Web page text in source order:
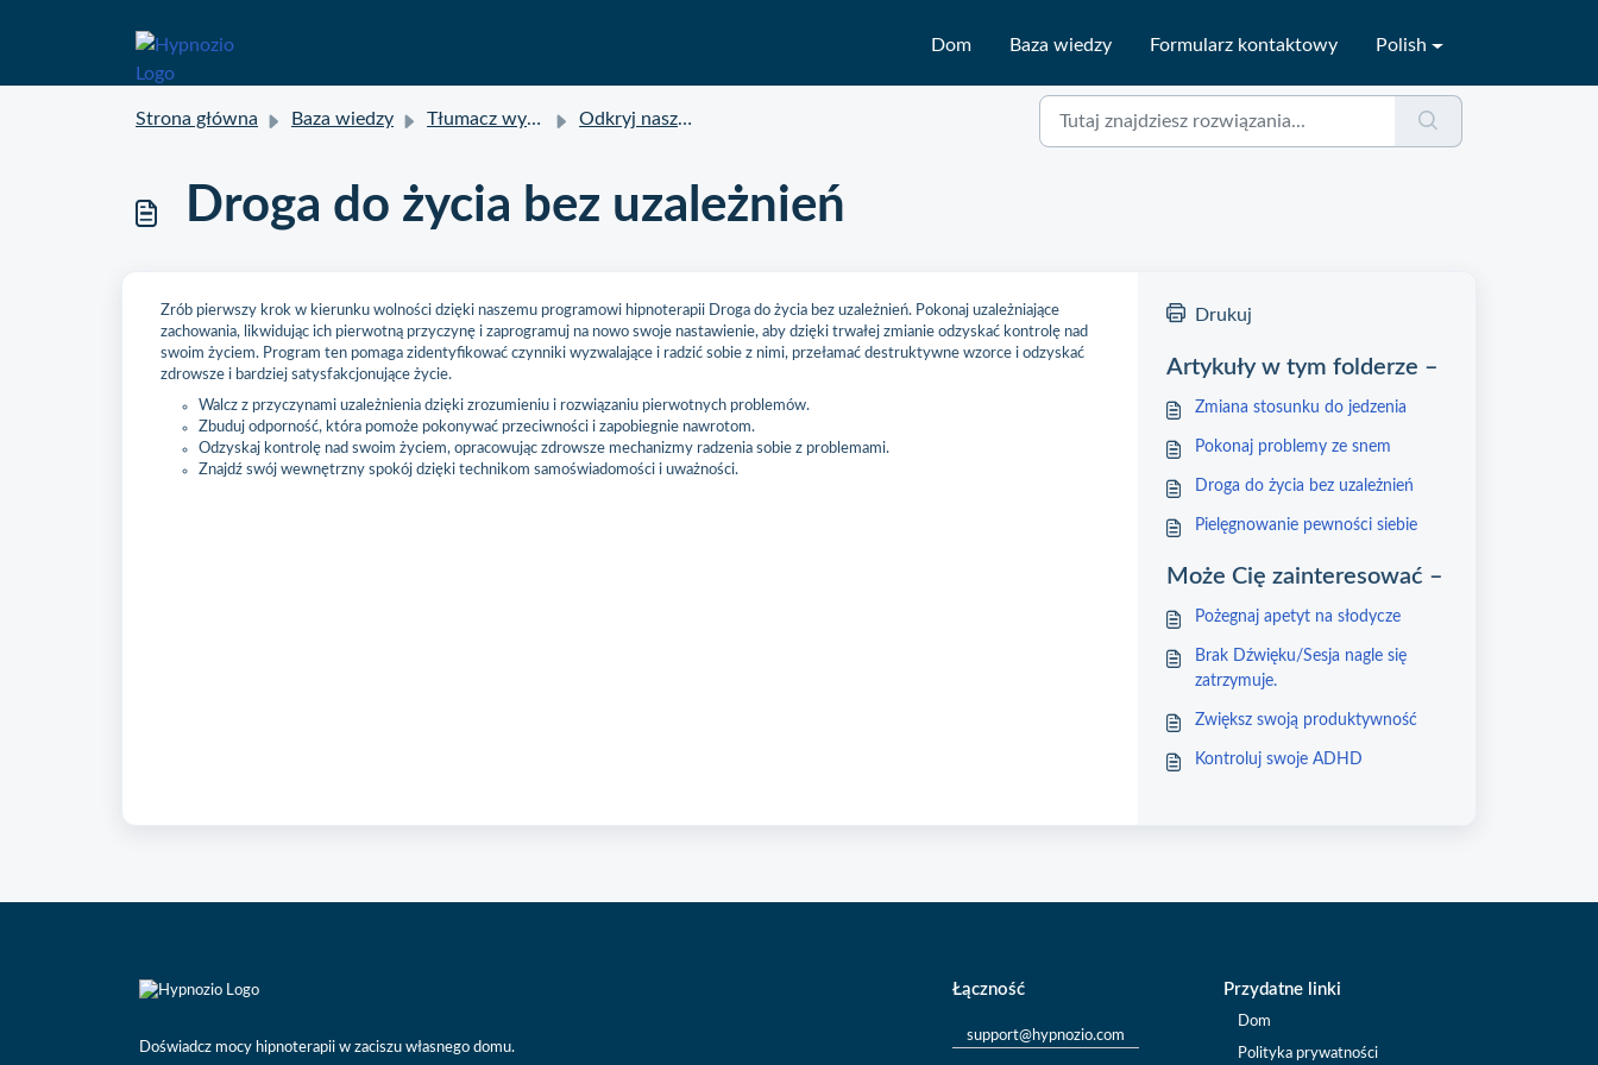
Dom Baza wiedzy Formularz kontaktowy Polish
Strona główna Baza wiedzy Tłumacz wyskakujących okienek Odkryj nasze programy
Droga do życia bez uzależnień
Zrób pierwszy krok w kierunku wolności dzięki naszemu programowi hipnoterapii Droga do życia bez uzależnień. Pokonaj uzależniające
zachowania, likwidując ich pierwotną przyczynę i zaprogramuj na nowo swoje nastawienie, aby dzięki trwałej zmianie odzyskać kontrolę nad
swoim życiem. Program ten pomaga zidentyfikować czynniki wyzwalające i radzić sobie z nimi, przełamać destruktywne wzorce i odzyskać
zdrowsze i bardziej satysfakcjonujące życie.
Walcz z przyczynami uzależnienia dzięki zrozumieniu i rozwiązaniu pierwotnych problemów.
Zbuduj odporność, która pomoże pokonywać przeciwności i zapobiegnie nawrotom.
Odzyskaj kontrolę nad swoim życiem, opracowując zdrowsze mechanizmy radzenia sobie z problemami.
Znajdź swój wewnętrzny spokój dzięki technikom samoświadomości i uważności.
Drukuj
Artykuły w tym folderze –
Zmiana stosunku do jedzenia
Pokonaj problemy ze snem
Droga do życia bez uzależnień
Pielęgnowanie pewności siebie
Może Cię zainteresować –
Pożegnaj apetyt na słodycze
Brak Dźwięku/Sesja nagle się
zatrzymuje.
Zwiększ swoją produktywność
Kontroluj swoje ADHD
Doświadcz mocy hipnoterapii w zaciszu własnego domu.
Łączność
support@hypnozio.com
Przydatne linki
Dom
Polityka prywatności